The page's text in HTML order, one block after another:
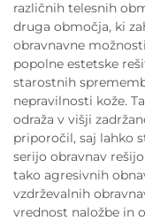
različnih telesnih
druga območja, ki
obravnavne
popolne estetske
starostnih
nepravilnosti kože.
odraža v višji
priporočil, saj lahko
serijo obravnav
tako agresivnih
vzdrževalnih
vrednost naložbe in